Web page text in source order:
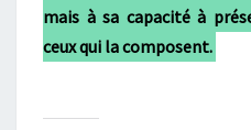
mais à sa capacité à
ceux qui la composent.